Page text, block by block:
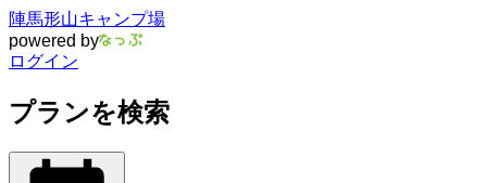
陣馬形山キャンプ場
powered by
ログイン
プランを検索